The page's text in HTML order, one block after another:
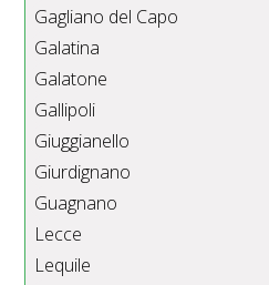
Gagliano del Capo
Galatina
Galatone
Gallipoli
Giuggianello
Giurdignano
Guagnano
Lecce
Lequile